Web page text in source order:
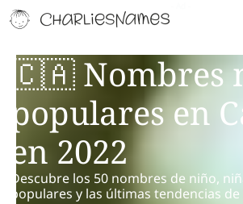
🇨🇦 Nombres
populares en
en 2022
Descubre los 50 nombres de niño,
populares y las últimas tendencias de